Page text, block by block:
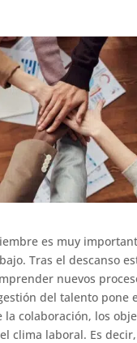
es muy
Tras el descanso
nuevos
del talento pone
la colaboración, los
clima laboral. Es